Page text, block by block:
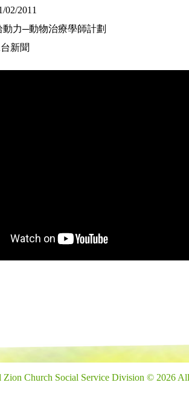
02/2011
動力─動物治療學師計劃
新聞
Zion Church Social Service Division © 2026